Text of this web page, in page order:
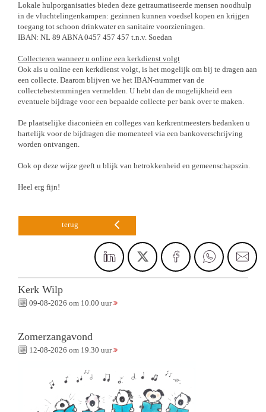
Lokale hulporganisaties bieden deze getraumatiseerde mensen noodhulp
in de vluchtelingenkampen: gezinnen kunnen voedsel kopen en krijgen
toegang tot schoon drinkwater en sanitaire voorzieningen.
IBAN: NL 89 ABNA 0457 457 457 t.n.v. Soedan
Collecteren wanneer u online een kerkdienst volgt
Ook als u online een kerkdienst volgt, is het mogelijk om bij te dragen aan
een collecte. Daarom blijven we het IBAN-nummer van de
collectebestemmingen vermelden. U hebt dan de mogelijkheid een
eventuele bijdrage voor een bepaalde collecte per bank over te maken.
De plaatselijke diaconieën en colleges van kerkrentmeesters bedanken u
hartelijk voor de bijdragen die momenteel via een bankoverschrijving
worden ontvangen.
Ook op deze wijze geeft u blijk van betrokkenheid en gemeenschapszin.
Heel erg fijn!
terug
Kerk Wilp
09-08-2026 om 10.00 uur
Zomerzangavond
12-08-2026 om 19.30 uur